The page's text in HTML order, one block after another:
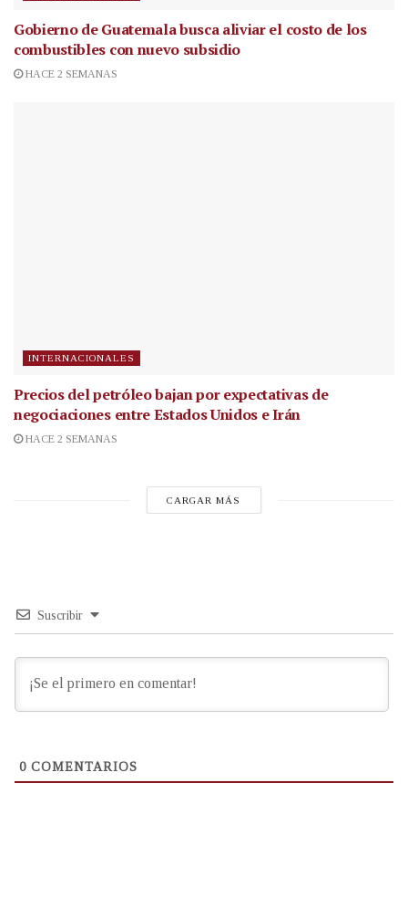
Gobierno de Guatemala busca aliviar el costo de los
combustibles con nuevo subsidio
HACE 2 SEMANAS
INTERNACIONALES
Precios del petróleo bajan por expectativas de
negociaciones entre Estados Unidos e Irán
HACE 2 SEMANAS
CARGAR MÁS
Suscribir
0 COMENTARIOS